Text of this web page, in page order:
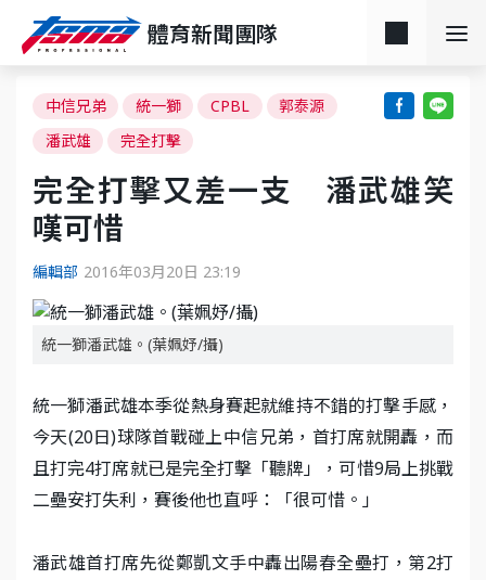
體育新聞團隊
中信兄弟 統一獅 CPBL
郭泰源
潘武雄
完全打擊
完全打擊又差一支 潘武雄笑
嘆可惜
編輯部 2016年03月20日 23:19
統一獅潘武雄。(葉姵妤/攝)
統一獅潘武雄本季從熱身賽起就維持不錯的打擊手感，
今天(20日)球隊首戰碰上中信兄弟，首打席就開轟，而
且打完4打席就已是完全打擊「聽牌」，可惜9局上挑戰
二壘安打失利，賽後他也直呼：「很可惜。」
潘武雄首打席先從鄭凱文手中轟出陽春全壘打，第2打